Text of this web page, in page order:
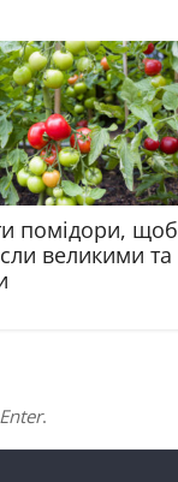
помідори, щоб
великими та
.